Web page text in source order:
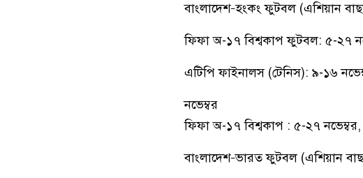
বাংলাদেশ–হংকং ফুটবল (এশিয়ান
ফিফা অ-১৭ বিশ্বকাপ ফুটবল: ৫-২৭
এটিপি ফাইনালস (টেনিস): ৯-১৬
নভেম্বর
ফিফা অ-১৭ বিশ্বকাপ : ৫-২৭ নভেম্বর,
বাংলাদেশ–ভারত ফুটবল (এশিয়ান